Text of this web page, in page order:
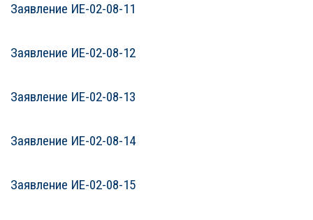
Заявление ИЕ-02-08-11
Заявление ИЕ-02-08-12
Заявление ИЕ-02-08-13
Заявление ИЕ-02-08-14
Заявление ИЕ-02-08-15